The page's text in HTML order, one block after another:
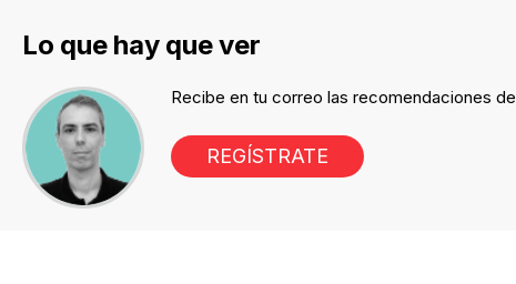
Lo que hay que ver
Recibe en tu correo las recomendaciones
REGÍSTRATE